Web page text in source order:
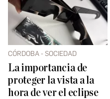
CÓRDOBA - SOCIEDAD
La importancia de
proteger la vista a la
hora de ver el eclipse